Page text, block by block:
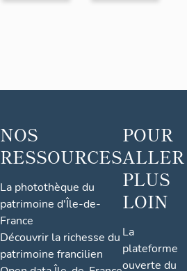
NOS
RESSOURCES
La photothèque du
patrimoine d'Île-de-
France
Découvrir la richesse du
patrimoine francilien
POUR
ALLER
PLUS
LOIN
La
plateforme
ouverte du